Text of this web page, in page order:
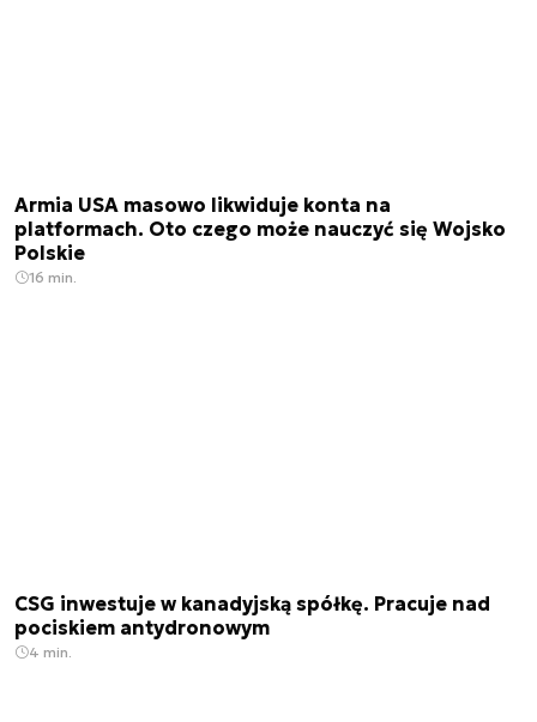
Armia USA masowo likwiduje konta na
platformach. Oto czego może nauczyć się Wojsko
Polskie
16 min.
CSG inwestuje w kanadyjską spółkę. Pracuje nad
pociskiem antydronowym
4 min.